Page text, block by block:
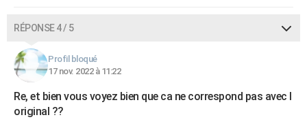
RÉPONSE 4 / 5
Profil bloqué
17 nov. 2022 à 11:22
Re, et bien vous voyez bien que ca ne correspond pas avec l
original ??